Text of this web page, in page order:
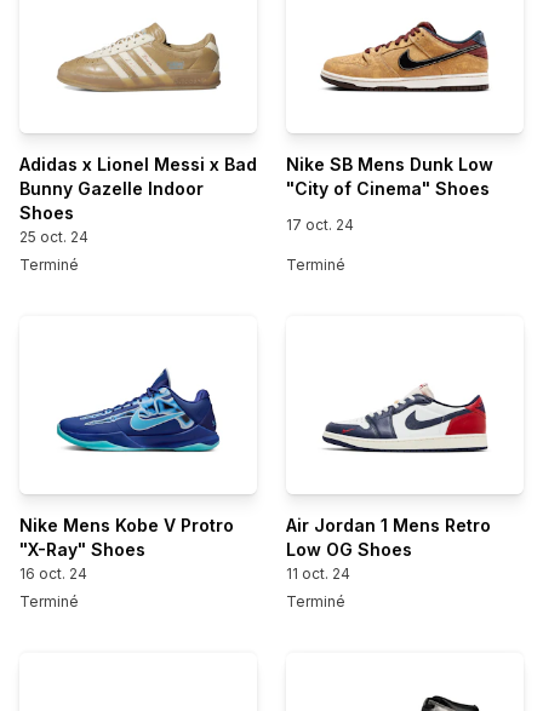
Adidas x Lionel Messi x Bad
Bunny Gazelle Indoor
Shoes
25 oct. 24
Terminé
Nike SB Mens Dunk Low
"City of Cinema" Shoes
17 oct. 24
Terminé
Nike Mens Kobe V Protro
"X-Ray" Shoes
16 oct. 24
Terminé
Air Jordan 1 Mens Retro
Low OG Shoes
11 oct. 24
Terminé